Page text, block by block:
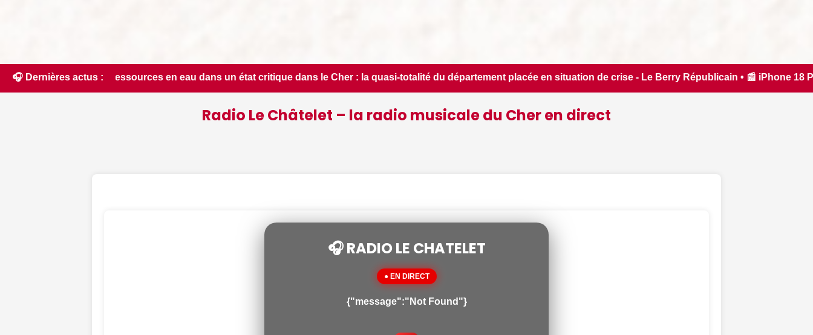
🎧 Dernières actus :
critique dans le Cher : la quasi-totalité du département placée en situation de crise - Le Berry Républicain • 📰 iPhone 18 Pro : il sera bien plus cher que prévu - iPhon.fr
Radio Le Châtelet – la radio musicale du Cher en direct
🎧 RADIO LE CHATELET
● EN DIRECT
{"message":"Not Found"}